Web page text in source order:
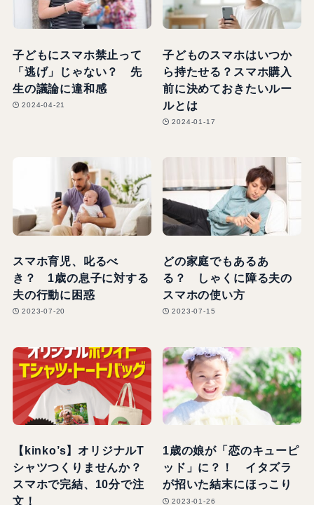
子どもにスマホ禁止って
「逃げ」じゃない？ 先
生の議論に違和感
2024-04-21
子どものスマホはいつか
ら持たせる？スマホ購入
前に決めておきたいルー
ルとは
2024-01-17
スマホ育児、叱るべ
き？ 1歳の息子に対する
夫の行動に困惑
2023-07-20
どの家庭でもあるあ
る？ しゃくに障る夫の
スマホの使い方
2023-07-15
【kinko’s】オリジナルT
シャツつくりませんか？
スマホで完結、10分で注
文！
1歳の娘が「恋のキューピ
ッド」に？！ イタズラ
が招いた結末にほっこり
2023-01-26